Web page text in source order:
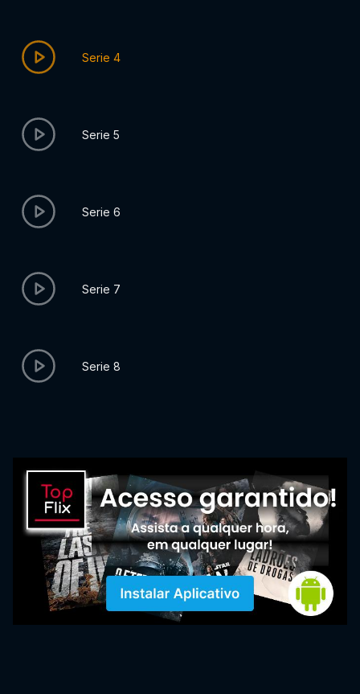
Serie 4
Serie 5
Serie 6
Serie 7
Serie 8